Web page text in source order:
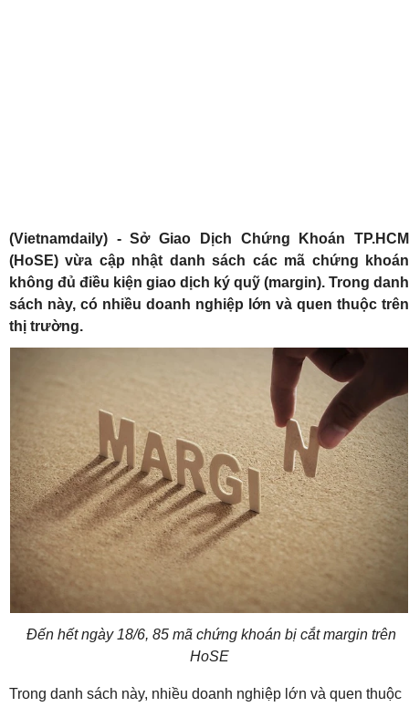
(Vietnamdaily) - Sở Giao Dịch Chứng Khoán TP.HCM
(HoSE) vừa cập nhật danh sách các mã chứng khoán
không đủ điều kiện giao dịch ký quỹ (margin). Trong danh
sách này, có nhiều doanh nghiệp lớn và quen thuộc trên
thị trường.
Đến hết ngày 18/6, 85 mã chứng khoán bị cắt margin trên
HoSE
Trong danh sách này, nhiều doanh nghiệp lớn và quen thuộc